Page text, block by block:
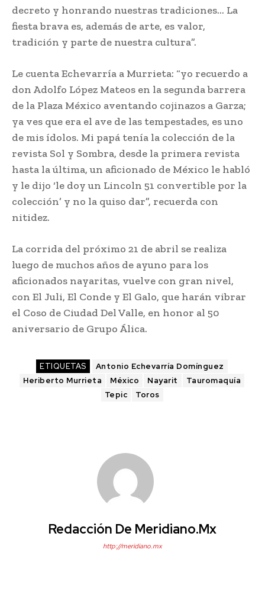
decreto y honrando nuestras tradiciones… La
fiesta brava es, además de arte, es valor,
tradición y parte de nuestra cultura”.
Le cuenta Echevarría a Murrieta: “yo recuerdo a
don Adolfo López Mateos en la segunda barrera
de la Plaza México aventando cojinazos a Garza;
ya ves que era el ave de las tempestades, es uno
de mis ídolos. Mi papá tenía la colección de la
revista Sol y Sombra, desde la primera revista
hasta la última, un aficionado de México le habló
y le dijo ‘le doy un Lincoln 51 convertible por la
colección’ y no la quiso dar”, recuerda con
nitidez.
La corrida del próximo 21 de abril se realiza
luego de muchos años de ayuno para los
aficionados nayaritas, vuelve con gran nivel,
con El Juli, El Conde y El Galo, que harán vibrar
el Coso de Ciudad Del Valle, en honor al 50
aniversario de Grupo Álica.
ETIQUETAS
Antonio Echevarría Domínguez
Heriberto Murrieta
México Nayarit
Tauromaquía
Tepic
Toros
Redacción De Meridiano.mx
http://meridiano.mx